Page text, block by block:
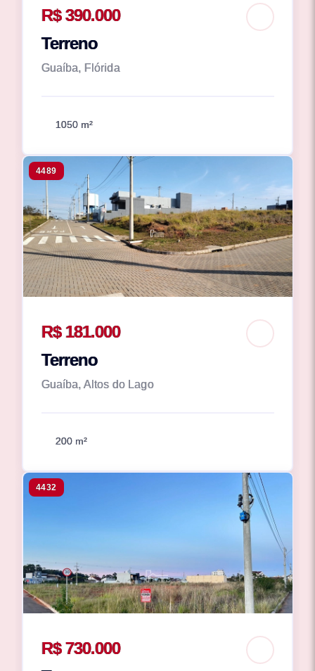
R$ 390.000
Terreno
Guaíba, Flórida
1050 m²
4489
R$ 181.000
Terreno
Guaíba, Altos do Lago
200 m²
4432
R$ 730.000